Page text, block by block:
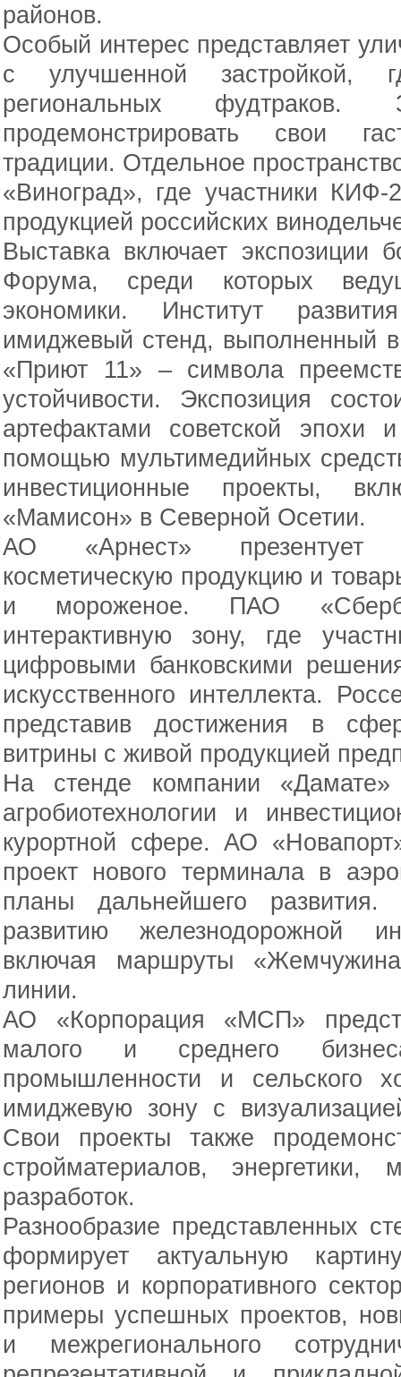
районов.
Особый интерес представляет
с улучшенной застройкой,
региональных
продемонстрировать свои
традиции. Отдельное
«Виноград», где участники КИФ-
продукцией российских
Выставка включает экспозиции
Форума, среди которых
экономики. Институт
имиджевый стенд, выполненный в
«Приют 11» – символа
устойчивости. Экспозиция
артефактами советской эпохи
помощью мультимедийных
инвестиционные проекты,
«Мамисон» в Северной Осетии.
АО «Арнест» презентует
косметическую продукцию и
и мороженое. ПАО
интерактивную зону, где
цифровыми банковскими
искусственного интеллекта.
представив достижения в
витрины с живой продукцией
На стенде компании «Дамате»
агробиотехнологии и
курортной сфере. АО
проект нового терминала в
планы дальнейшего
развитию железнодорожной
включая маршруты
линии.
АО «Корпорация «МСП»
малого и среднего
промышленности и сельского
имиджевую зону с
Свои проекты также
стройматериалов,
разработок.
Разнообразие представленных
формирует актуальную
регионов и корпоративного
примеры успешных проектов,
и межрегионального